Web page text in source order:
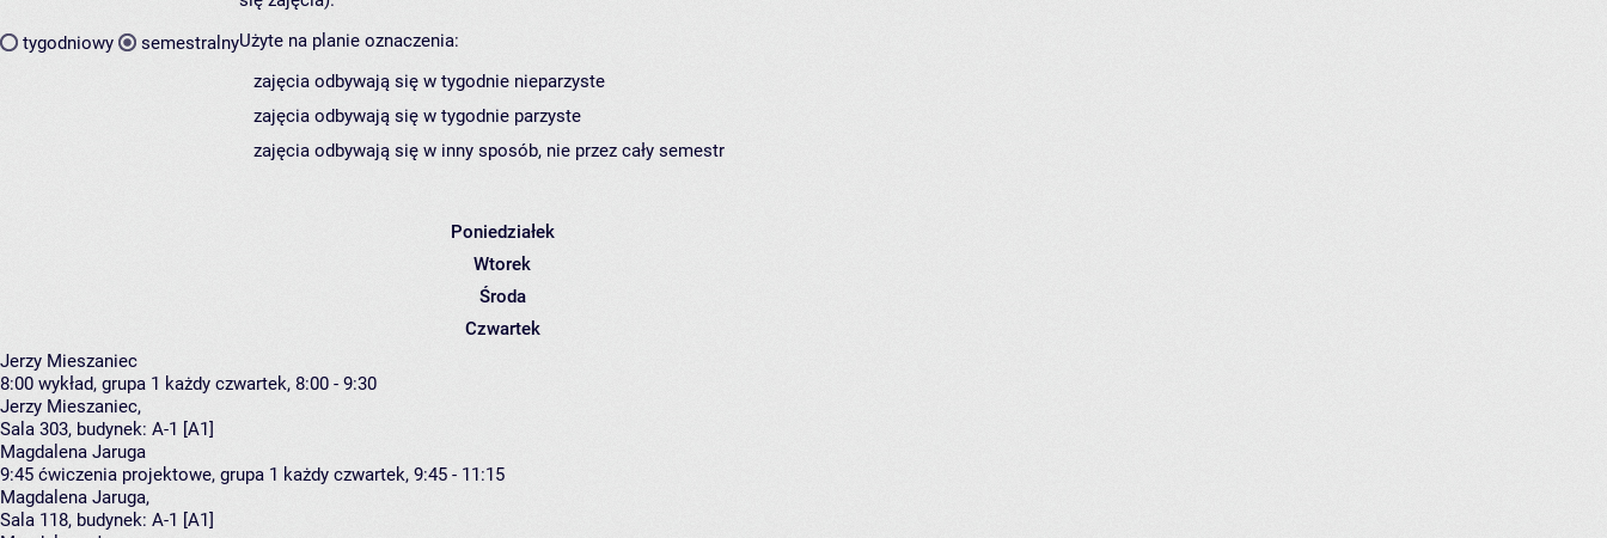
tygodniowy semestralnyUżyte na planie oznaczenia:
zajęcia odbywają się w tygodnie nieparzyste
zajęcia odbywają się w tygodnie parzyste
zajęcia odbywają się w inny sposób, nie przez cały semestr
Poniedziałek
Wtorek
Środa
Czwartek
Jerzy Mieszaniec
8:00 wykład, grupa 1 każdy czwartek, 8:00 - 9:30
Jerzy Mieszaniec,
Sala 303, budynek: A-1 [A1]
Magdalena Jaruga
9:45 ćwiczenia projektowe, grupa 1 każdy czwartek, 9:45 - 11:15
Magdalena Jaruga,
Sala 118, budynek: A-1 [A1]